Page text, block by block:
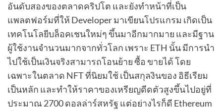
อันดับสองของตลาดคริปโต และยังทำหน้าที่เป็น
แพลตฟอร์มที่ให้ Developer มาเขียนโปรแกรม เกิดเป็น
เทคโนโลยีบล็อคเชนใหม่ๆ ขึ้นมาอีกมากมาย และมีฐาน
ผู้ใช้งานจำนวนมากจากทั่วโลก เพราะ ETH นั้น มีการนำ
ไปใช้เป็นเงินจริงสามารถโอนย้าย ซื้อ ขายได้ โดย
เฉพาะในตลาด NFT ที่นิยมใช้ เป็นสกุลงินของ อิธีเรียม
เป็นหลัก และทำให้ราคาของเหรียญดีดตัวสูงขึ้นไปอยู่ที่
ประมาณ 2700 ดอลล่าร์สหรัฐ แต่อย่างไรก็ดี Ethereum